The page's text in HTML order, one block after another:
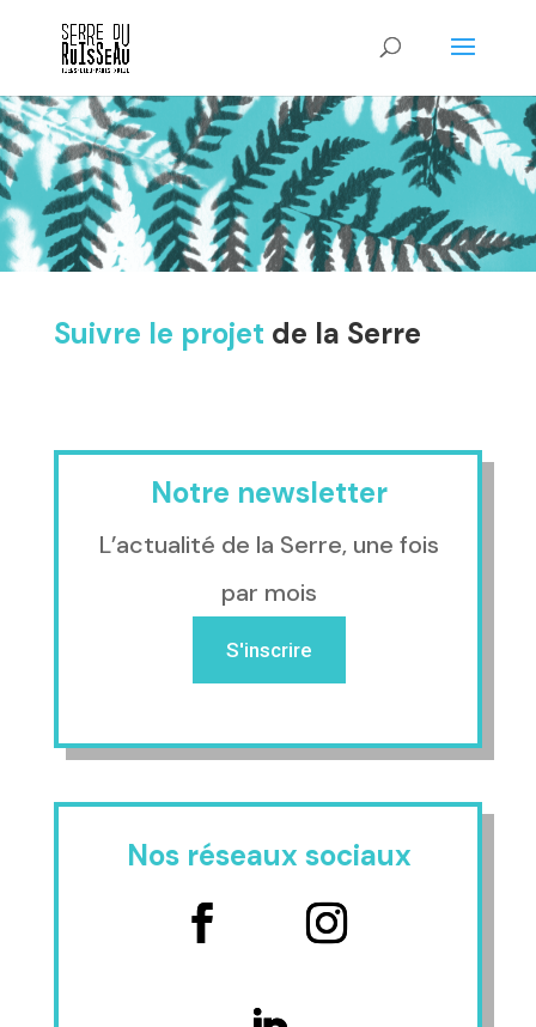
Suivre le projet de la Serre
Notre newsletter
L’actualité de la Serre, une fois
par mois
S'inscrire
Nos réseaux sociaux